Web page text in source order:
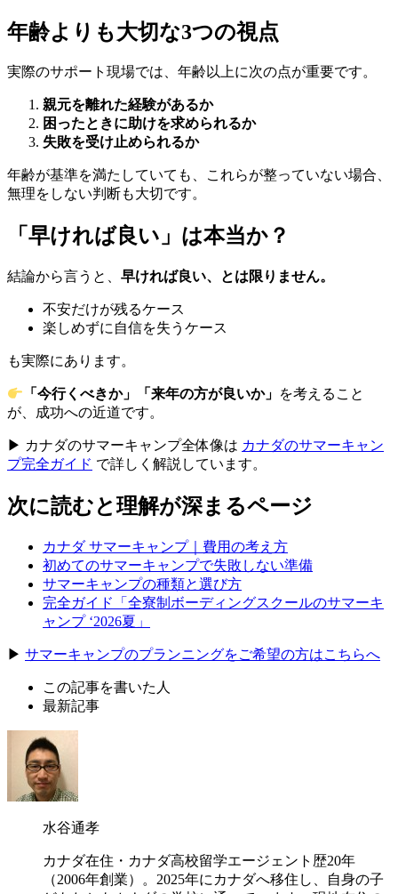
年齢よりも大切な3つの視点
実際のサポート現場では、年齢以上に次の点が重要です。
親元を離れた経験があるか
困ったときに助けを求められるか
失敗を受け止められるか
年齢が基準を満たしていても、これらが整っていない場合、
無理をしない判断も大切です。
「早ければ良い」は本当か？
結論から言うと、 早ければ良い、とは限りません。
不安だけが残るケース
楽しめずに自信を失うケース
も実際にあります。
「今行くべきか」「来年の方が良いか」 を考えること
が、成功への近道です。
▶ カナダのサマーキャンプ全体像は カナダのサマーキャン
プ完全ガイド で詳しく解説しています。
次に読むと理解が深まるページ
カナダ サマーキャンプ｜費用の考え方
初めてのサマーキャンプで失敗しない準備
サマーキャンプの種類と選び方
完全ガイド「全寮制ボーディングスクールのサマーキ
ャンプ ‘2026夏」
▶ サマーキャンプのプランニングをご希望の方はこちらへ
この記事を書いた人
最新記事
水谷通孝
カナダ在住・カナダ高校留学エージェント歴20年
（2006年創業）。2025年にカナダへ移住し、自身の子